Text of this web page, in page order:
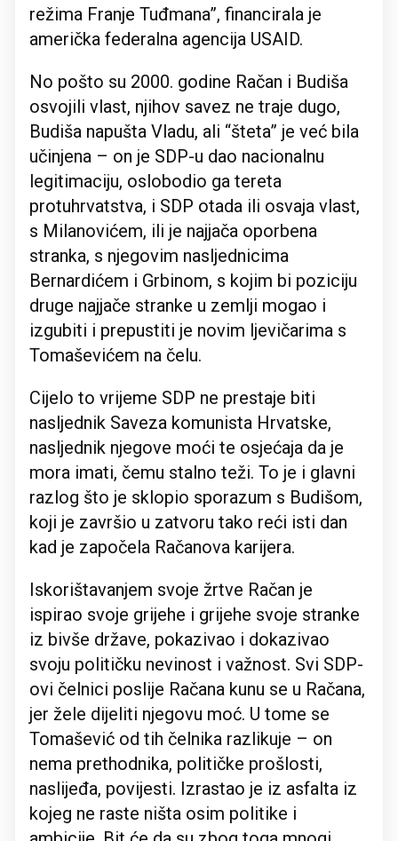
režima Franje Tuđmana”, financirala je
američka federalna agencija USAID.
No pošto su 2000. godine Račan i Budiša
osvojili vlast, njihov savez ne traje dugo,
Budiša napušta Vladu, ali “šteta” je već bila
učinjena – on je SDP-u dao nacionalnu
legitimaciju, oslobodio ga tereta
protuhrvatstva, i SDP otada ili osvaja vlast,
s Milanovićem, ili je najjača oporbena
stranka, s njegovim nasljednicima
Bernardićem i Grbinom, s kojim bi poziciju
druge najjače stranke u zemlji mogao i
izgubiti i prepustiti je novim ljevičarima s
Tomaševićem na čelu.
Cijelo to vrijeme SDP ne prestaje biti
nasljednik Saveza komunista Hrvatske,
nasljednik njegove moći te osjećaja da je
mora imati, čemu stalno teži. To je i glavni
razlog što je sklopio sporazum s Budišom,
koji je završio u zatvoru tako reći isti dan
kad je započela Račanova karijera.
Iskorištavanjem svoje žrtve Račan je
ispirao svoje grijehe i grijehe svoje stranke
iz bivše države, pokazivao i dokazivao
svoju političku nevinost i važnost. Svi SDP-
ovi čelnici poslije Račana kunu se u Račana,
jer žele dijeliti njegovu moć. U tome se
Tomašević od tih čelnika razlikuje – on
nema prethodnika, političke prošlosti,
naslijeđa, povijesti. Izrastao je iz asfalta iz
kojeg ne raste ništa osim politike i